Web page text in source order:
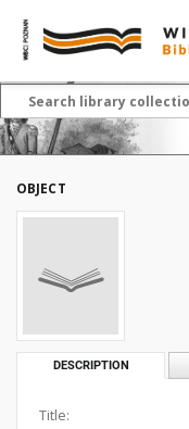
OBJECT
DESCRIPTION
Title: